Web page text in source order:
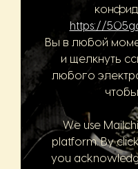
https://
Вы в любой
и щелкнуть
любого
We use
platform. By
you